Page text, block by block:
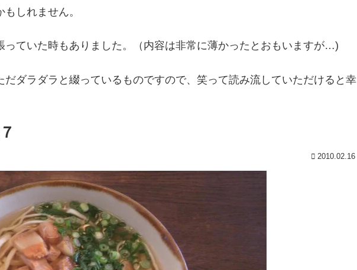
しれません。
っていた時もありました。（内容は非常に薄かったとおもいますが…)
だダラダラと綴っているものですので、笑って読み流していただけると幸
2010.02.16